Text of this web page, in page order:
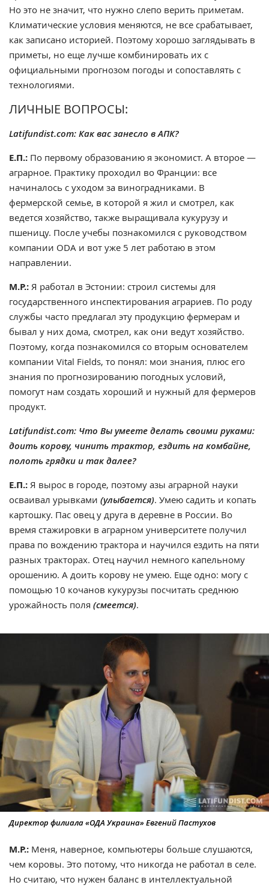
Но это не значит, что нужно слепо верить приметам.
Климатические условия меняются, не все срабатывает,
как записано историей. Поэтому хорошо заглядывать в
приметы, но еще лучше комбинировать их с
официальными прогнозом погоды и сопоставлять с
технологиями.
ЛИЧНЫЕ ВОПРОСЫ:
Latifundist.com: Как вас занесло в АПК?
Е.П.: По первому образованию я экономист. А второе —
аграрное. Практику проходил во Франции: все
начиналось с уходом за виноградниками. В
фермерской семье, в которой я жил и смотрел, как
ведется хозяйство, также выращивала кукурузу и
пшеницу. После учебы познакомился с руководством
компании ODA и вот уже 5 лет работаю в этом
направлении.
М.Р.: Я работал в Эстонии: строил системы для
государственного инспектирования аграриев. По роду
службы часто предлагал эту продукцию фермерам и
бывал у них дома, смотрел, как они ведут хозяйство.
Поэтому, когда познакомился со вторым основателем
компании Vital Fields, то понял: мои знания, плюс его
знания по прогнозированию погодных условий,
помогут нам создать хороший и нужный для фермеров
продукт.
Latifundist.com: Что Вы умеете делать своими руками:
доить корову, чинить трактор, ездить на комбайне,
полоть грядки и так далее?
Е.П.: Я вырос в городе, поэтому азы аграрной науки
осваивал урывками (улыбается). Умею садить и копать
картошку. Пас овец у друга в деревне в России. Во
время стажировки в аграрном университете получил
права по вождению трактора и научился ездить на пяти
разных тракторах. Отец научил немного капельному
орошению. А доить корову не умею. Еще одно: могу с
помощью 10 кочанов кукурузы посчитать среднюю
урожайность поля (смеется).
Директор филиала «ОДА Украина» Евгений Пастухов
М.Р.: Меня, наверное, компьютеры больше слушаются,
чем коровы. Это потому, что никогда не работал в селе.
Но считаю, что нужен баланс в интеллектуальной